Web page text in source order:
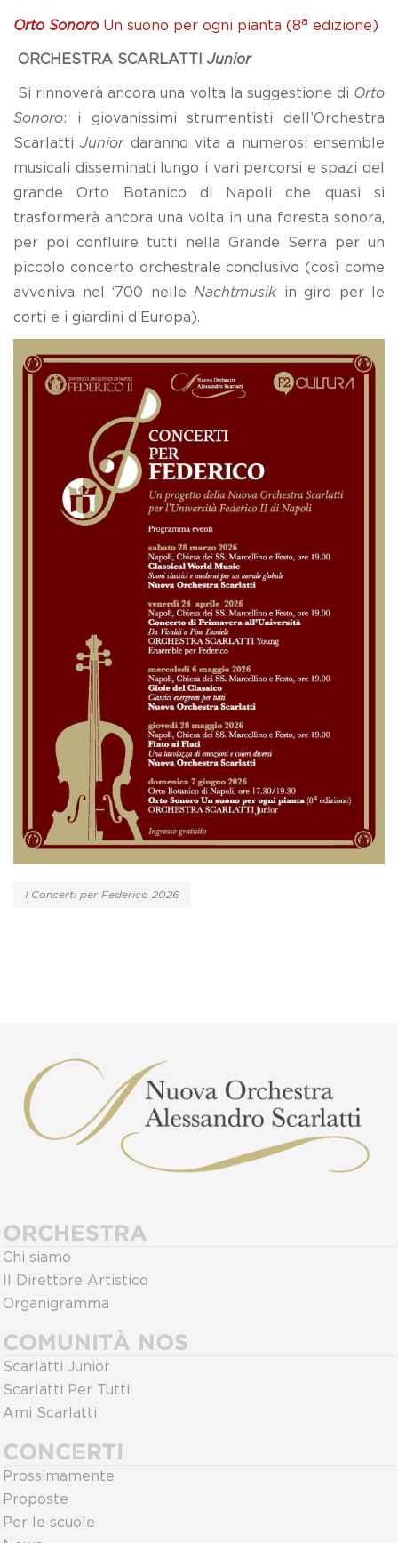
Orto Sonoro Un suono per ogni pianta (8a edizione)
ORCHESTRA SCARLATTI Junior
Si rinnoverà ancora una volta la suggestione di Orto
Sonoro: i giovanissimi strumentisti dell’Orchestra
ScarlattiJuniordaranno vita a numerosi ensemble
musicali disseminati lungo i vari percorsi e spazi del
grande Orto Botanico di Napoli che quasi si
trasformerà ancora una volta in una foresta sonora,
per poi confluire tutti nella Grande Serra per un
piccolo concerto orchestrale conclusivo (così come
avveniva nel ‘700 nelle Nachtmusik in giro per le
corti e i giardini d’Europa).
I Concerti per Federico 2026
ORCHESTRA
Chi siamo
Il Direttore Artistico
Organigramma
COMUNITÀ NOS
Scarlatti Junior
Scarlatti Per Tutti
Ami Scarlatti
CONCERTI
Prossimamente
Proposte
Per le scuole